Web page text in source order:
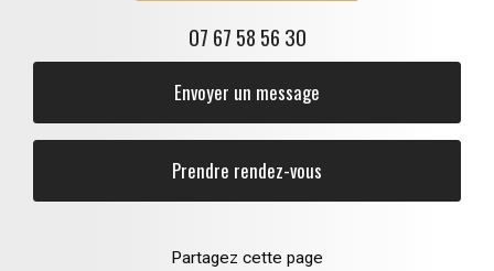
07 67 58 56 30
Envoyer un message
Prendre rendez-vous
Partagez cette page